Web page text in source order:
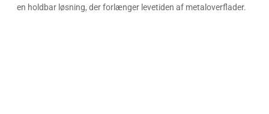
en holdbar løsning, der forlænger levetiden af metaloverflader.